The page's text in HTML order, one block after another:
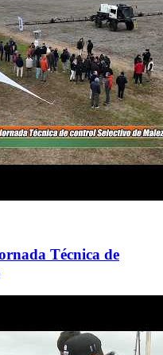
Técnica de